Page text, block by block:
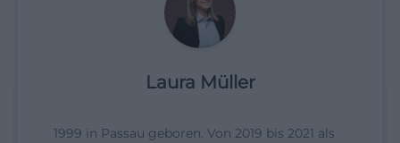
Laura Müller
1999 in Passau geboren. Von 2019 bis 2021 als